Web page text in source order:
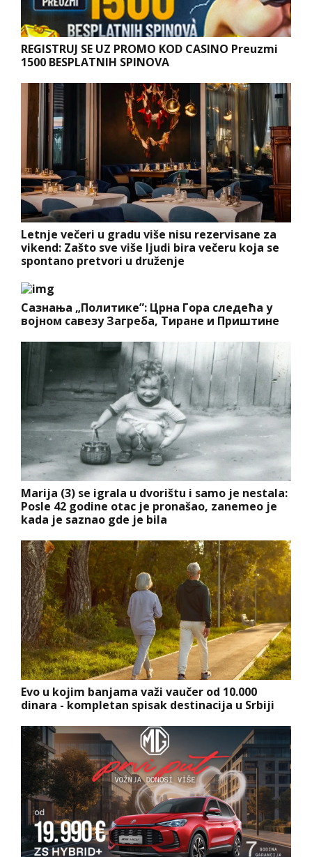
REGISTRUJ SE UZ PROMO KOD CASINO Preuzmi
1500 BESPLATNIH SPINOVA
Letnje večeri u gradu više nisu rezervisane za
vikend: Zašto sve više ljudi bira večeru koja se
spontano pretvori u druženje
Сазнања „Политике”: Црна Гора следећа у
војном савезу Загреба, Тиране и Приштине
Marija (3) se igrala u dvorištu i samo je nestala:
Posle 42 godine otac je pronašao, zanemeo je
kada je saznao gde je bila
Evo u kojim banjama važi vaučer od 10.000
dinara - kompletan spisak destinacija u Srbiji